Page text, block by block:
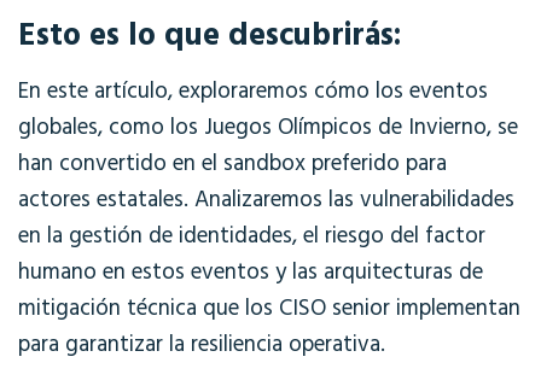
Esto es lo que descubrirás:
En este artículo, exploraremos cómo los eventos
globales, como los Juegos Olímpicos de Invierno, se
han convertido en el sandbox preferido para
actores estatales. Analizaremos las vulnerabilidades
en la gestión de identidades, el riesgo del factor
humano en estos eventos y las arquitecturas de
mitigación técnica que los CISO senior implementan
para garantizar la resiliencia operativa.